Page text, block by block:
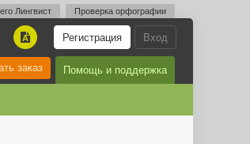
Лингвист Проверка орфографии
Вход
Регистрация
A
Помощь и поддержка
заказ